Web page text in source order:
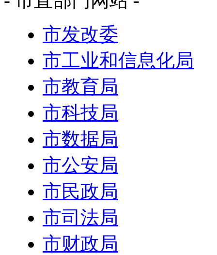
市发改委
市工业和信息化局
市教育局
市科技局
市数据局
市公安局
市民政局
市司法局
市财政局